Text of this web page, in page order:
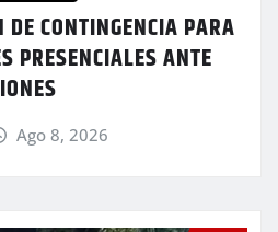
CONTINGENCIA PARA
PRESENCIALES ANTE
Ago 8, 2026